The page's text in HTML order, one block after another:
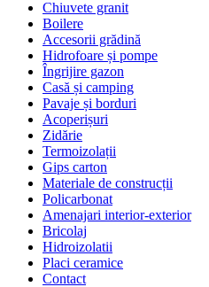
Chiuvete granit
Boilere
Accesorii grădină
Hidrofoare și pompe
Îngrijire gazon
Casă și camping
Pavaje și borduri
Acoperișuri
Zidărie
Termoizolații
Gips carton
Materiale de construcții
Policarbonat
Amenajari interior-exterior
Bricolaj
Hidroizolatii
Placi ceramice
Contact